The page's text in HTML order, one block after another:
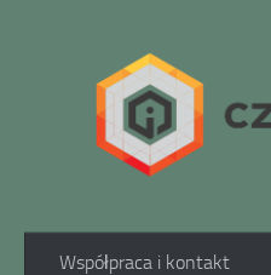
Współpraca i kontakt